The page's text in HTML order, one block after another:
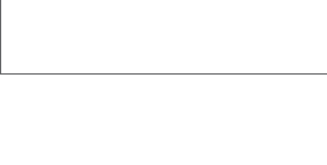
1177 ger dig råd när du vill må bättre.